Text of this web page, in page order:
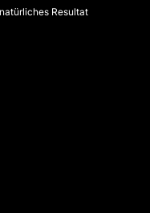
Resultat